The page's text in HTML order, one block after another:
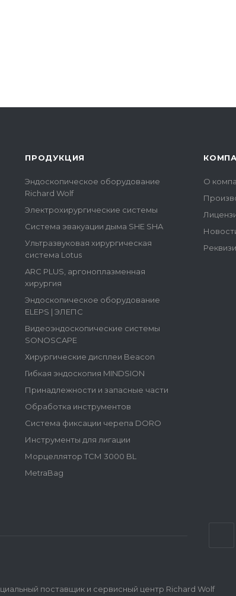
ПРОДУКЦИЯ
Эндоскопическое оборудование
Richard Wolf
Электрохирургические системы
Система эвакуации дыма SHE SHA
Ультразвуковая хирургическая
система Lotus
ARC PLUS, аргоноплазменная
хирургия
Эндоскопическое оборудование
ELEPS | ЭЛЕПС
Видеоэндоскопические системы
SONOSCAPE
Хирургические дисплеи Beacon
Гибкая эндоскопия MINDSION
Принадлежности и запасные части
Обработка инструментов
Система фиксации черепа DORO
Инструменты для лигации
Морцеллятор ТСМ 3000 BL
MetraBag
О
поставщик и сервисный центр Richard Wolf